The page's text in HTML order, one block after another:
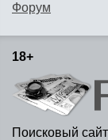
Форум
18+
Поисковый